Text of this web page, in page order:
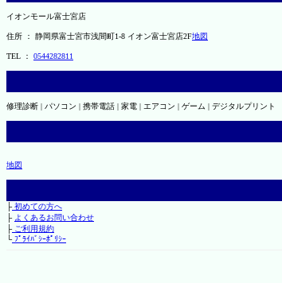
イオンモール富士宮店
住所 ： 静岡県富士宮市浅間町1-8 イオン富士宮店2F地図
TEL ： 0544282811
修理診断 | パソコン | 携帯電話 | 家電 | エアコン | ゲーム | デジタルプリント
地図
├初めての方へ
├ よくあるお問い合わせ
├ご利用規約
└ﾌﾟﾗｲﾊﾞｼｰﾎﾟﾘｼｰ